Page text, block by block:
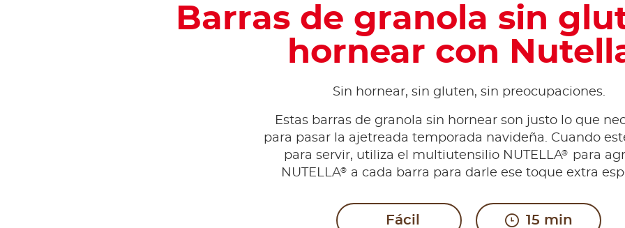
Barras de granola sin
hornear con
Sin hornear, sin gluten, sin preocupaciones.
Estas barras de granola sin hornear son justo lo que
para pasar la ajetreada temporada navideña. Cuando
para servir, utiliza el multiutensilio NUTELLA®
para
NUTELLA® a cada barra para darle ese toque extra
Fácil 15 min